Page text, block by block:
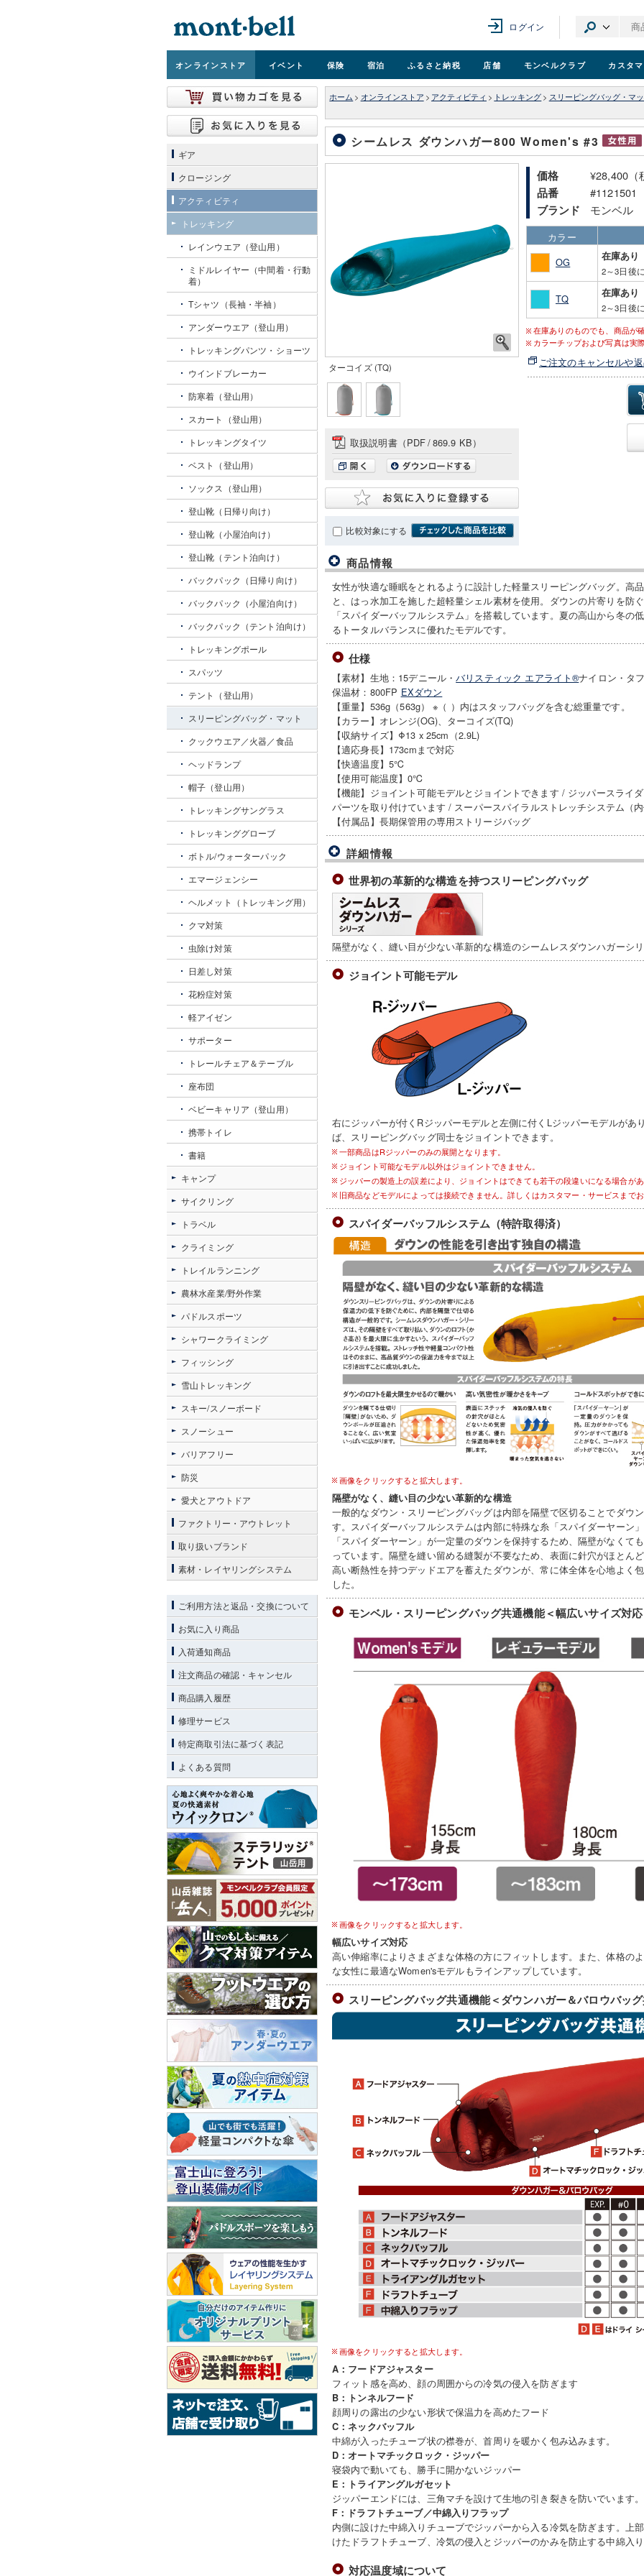
ログイン
オンラインストア イベント 保険 宿泊 ふるさと納税 店舗 モンベルクラブ カスタ
ホーム > オンラインストア > アクティビティ > トレッキング > スリーピングバッグ・マ
シームレス ダウンハガー800 Women's #3
ターコイズ (TQ)
取扱説明書（PDF/869.9 KB）
比較対象にする
価格 ¥28,400（
品番 #1121501
ブランド モンベル
カラー
OG
在庫あり
2～3日後
TQ 在庫あり
2～3日後
在庫ありのものでも、商品が
カラーチップおよび写真は実
ご注文のキャンセルや
商品情報
女性が快適な睡眠をとれるように設計した軽量スリーピングバッグ。高
と、はっ水加工を施した超軽量シェル素材を使用。ダウンの片寄りを防
「スパイダーバッフルシステム」を搭載しています。夏の高山から冬の
るトータルバランスに優れたモデルです。
仕様
【素材】生地：15デニール・バリスティック エアライト®ナイロン・タ
保温材：800FP EXダウン
【重量】536g（563g） ※（ ）内はスタッフバッグを含む総重量です。
【カラー】オレンジ(OG)、ターコイズ(TQ)
【収納サイズ】Φ13 x 25cm（2.9L)
【適応身長】173cmまで対応
【快適温度】5℃
【使用可能温度】0℃
【機能】ジョイント可能モデルとジョイントできます / ジッパースライ
パーツを取り付けています / スーパースパイラルストレッチシステム（
【付属品】長期保管用の専用ストリージバッグ
詳細情報
世界初の革新的な構造を持つスリーピングバッグ
隔壁がなく、縫い目が少ない革新的な構造のシームレスダウンハガーシ
ジョイント可能モデル
右にジッパーが付くRジッパーモデルと左側に付くLジッパーモデルがあ
ば、スリーピングバッグ同士をジョイントできます。
一部商品はRジッパーのみの展開となります。
ジョイント可能なモデル以外はジョイントできません。
ジッパーの製造上の誤差により、ジョイントはできても若干の段違いになる場合が
旧商品などモデルによっては接続できません。詳しくはカスタマー・サービスまで
スパイダーバッフルシステム（特許取得済）
画像をクリックすると拡大します。
隔壁がなく、縫い目の少ない革新的な構造
一般的なダウン・スリーピングバッグは内部を隔壁で区切ることでダウ
す。スパイダーバッフルシステムは内部に特殊な糸「スパイダーヤーン
「スパイダーヤーン」が一定量のダウンを保持するため、隔壁がなくて
っています。隔壁を縫い留める縫製が不要なため、表面に針穴がほとん
高い断熱性を持つデッドエアを蓄えたダウンが、常に体全体を心地よく
した。
モンベル・スリーピングバッグ共通機能＜幅広いサイズ対
画像をクリックすると拡大します。
幅広いサイズ対応
高い伸縮率によりさまざまな体格の方にフィットします。また、体格の
な女性に最適なWomen'sモデルもラインアップしています。
スリーピングバッグ共通機能＜ダウンハガー＆バロウバッ
画像をクリックすると拡大します。
A：フードアジャスター
フィット感を高め、顔の周囲からの冷気の侵入を防ぎます
B：トンネルフード
顔周りの露出の少ない形状で保温力を高めたフード
C：ネックバッフル
中綿が入ったチューブ状の襟巻が、首周りを暖かく包み込みます。
D：オートマチックロック・ジッパー
寝袋内で動いても、勝手に開かないジッパー
E：トライアングルガセット
ジッパーエンドには、三角マチを設けて生地の引き裂きを防いでいます。
F：ドラフトチューブ／中綿入りフラップ
内側に設けた中綿入りチューブでジッパーから入る冷気を防ぎます。上
けたドラフトチューブ、冷気の侵入とジッパーのかみを防止する中綿入
対応温度域について
ギア
クロージング
アクティビティ
トレッキング
レインウエア（登山用）
ミドルレイヤー（中間着・行動
着）
Tシャツ（長袖・半袖）
アンダーウエア（登山用）
トレッキングパンツ・ショーツ
ウインドブレーカー
防寒着（登山用）
スカート（登山用）
トレッキングタイツ
ベスト（登山用）
ソックス（登山用）
登山靴（日帰り向け）
登山靴（小屋泊向け）
登山靴（テント泊向け）
バックパック（日帰り向け）
バックパック（小屋泊向け）
バックパック（テント泊向け）
トレッキングポール
スパッツ
テント（登山用）
スリーピングバッグ・マット
クックウエア／火器／食品
ヘッドランプ
帽子（登山用）
トレッキングサングラス
トレッキンググローブ
ボトル/ウォーターパック
エマージェンシー
ヘルメット（トレッキング用）
クマ対策
虫除け対策
日差し対策
花粉症対策
軽アイゼン
サポーター
トレールチェア＆テーブル
座布団
ベビーキャリア（登山用）
携帯トイレ
書籍
キャンプ
サイクリング
トラベル
クライミング
トレイルランニング
農林水産業/野外作業
パドルスポーツ
シャワークライミング
フィッシング
雪山トレッキング
スキー/スノーボード
スノーシュー
バリアフリー
防災
愛犬とアウトドア
ファクトリー・アウトレット
取り扱いブランド
素材・レイヤリングシステム
ご利用方法と返品・交換について
お気に入り商品
入荷通知商品
注文商品の確認・キャンセル
商品購入履歴
修理サービス
特定商取引法に基づく表記
よくある質問